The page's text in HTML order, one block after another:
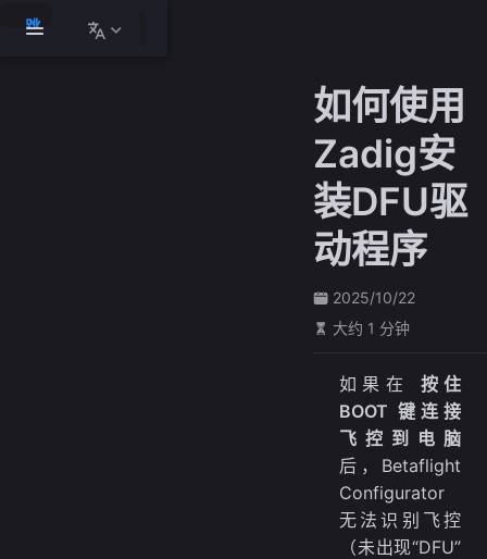
跳
如何使用
Zadig安
装DFU驱
动程序
2025/10/22
大约 1 分钟
如果在 按住
BOOT 键连接
飞控到电脑
后，Betaflight
Configurator
无法识别飞控
（未出现“DFU”